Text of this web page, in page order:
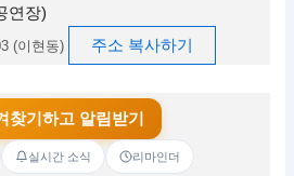
연장)
(이현동) 주소 복사하기
찾기하고 알림받기
실시간 소식 리마인더